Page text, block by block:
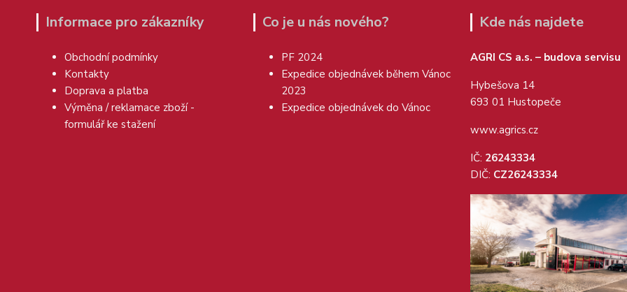
Informace pro zákazníky
Obchodní podmínky
Kontakty
Doprava a platba
Výměna / reklamace zboží -
formulář ke stažení
Co je u nás nového?
PF 2024
Expedice objednávek během Vánoc
2023
Expedice objednávek do Vánoc
Kde nás najdete
AGRI CS a.s. – budova servisu
Hybešova 14
693 01 Hustopeče
www.agrics.cz
IČ: 26243334
DIČ: CZ26243334